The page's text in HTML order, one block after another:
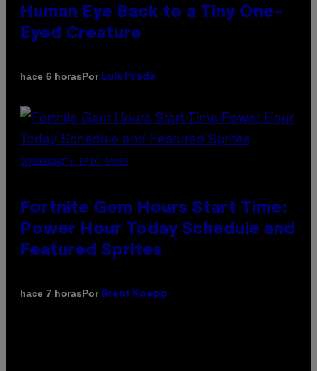
Human Eye Back to a Tiny One-
Eyed Creature
hace 6 horasPor Luis Prada
SCREENSHOT: EPIC GAMES
Fortnite Gem Hours Start Time:
Power Hour Today Schedule and
Featured Sprites
hace 7 horasPor Brent Koepp